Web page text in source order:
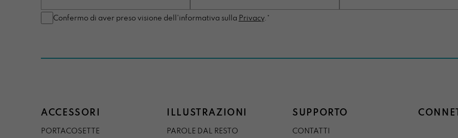
Confermo di aver preso visione dell'informativa sulla Privacy.*
ACCESSORI
PORTACOSETTE
ILLUSTRAZIONI
PAROLE DAL RESTO
SUPPORTO
CONTATTI